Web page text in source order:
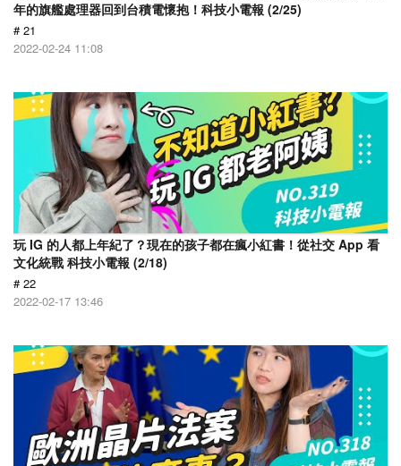
年的旗艦處理器回到台積電懷抱！科技小電報 (2/25)
# 21
2022-02-24 11:08
玩 IG 的人都上年紀了？現在的孩子都在瘋小紅書！從社交 App 看
文化統戰 科技小電報 (2/18)
# 22
2022-02-17 13:46